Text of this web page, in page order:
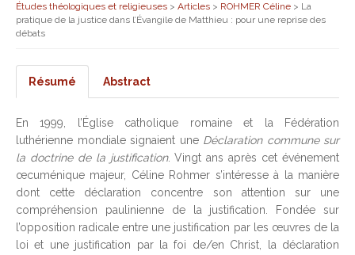
Études théologiques et religieuses > Articles > ROHMER Céline > La
pratique de la justice dans l’Évangile de Matthieu : pour une reprise des
débats
Résumé Abstract
En 1999, l’Église catholique romaine et la Fédération
luthérienne mondiale signaient une Déclaration commune sur
la doctrine de la justification. Vingt ans après cet événement
œcuménique majeur, Céline Rohmer s’intéresse à la manière
dont cette déclaration concentre son attention sur une
compréhension paulinienne de la justification. Fondée sur
l’opposition radicale entre une justification par les œuvres de la
loi et une justification par la foi de/en Christ, la déclaration